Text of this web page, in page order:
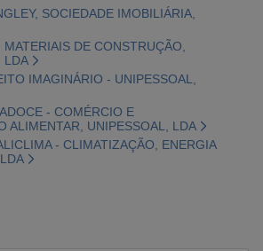
SOCIEDADE IMOBILIÁRIA,
DE CONSTRUÇÃO,
LDA
IMAGINÁRIO - UNIPESSOAL,
- COMÉRCIO E
ALIMENTAR, UNIPESSOAL, LDA
- CLIMATIZAÇÃO, ENERGIA